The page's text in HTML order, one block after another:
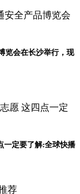
览会在长沙举行，现
一定要了解:全球快播